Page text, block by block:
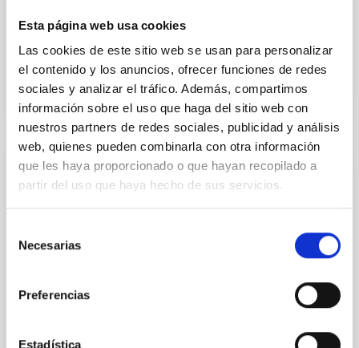
Esta página web usa cookies
Las cookies de este sitio web se usan para personalizar
el contenido y los anuncios, ofrecer funciones de redes
sociales y analizar el tráfico. Además, compartimos
información sobre el uso que haga del sitio web con
nuestros partners de redes sociales, publicidad y análisis
web, quienes pueden combinarla con otra información
que les haya proporcionado o que hayan recopilado a
partir del uso que haya hecho de sus servicios.
Necesarias
Preferencias
Estadística
Fecha de publicación 29/07/2026 - 11:46:45
NOTA DE PRENSA
2026
de su Unidad de Comunicación y Cultura Científica
(UC3) y en colaboración con el Museo de la Ciencia y
efemérides astronómicas para el año 2026 en su